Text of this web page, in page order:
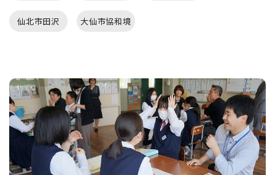
仙北市田沢 大仙市協和境